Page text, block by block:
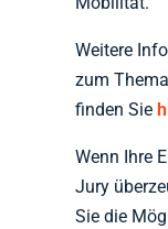
Weitere
zum
finden Sie
Wenn Ihre
Jury
Sie die